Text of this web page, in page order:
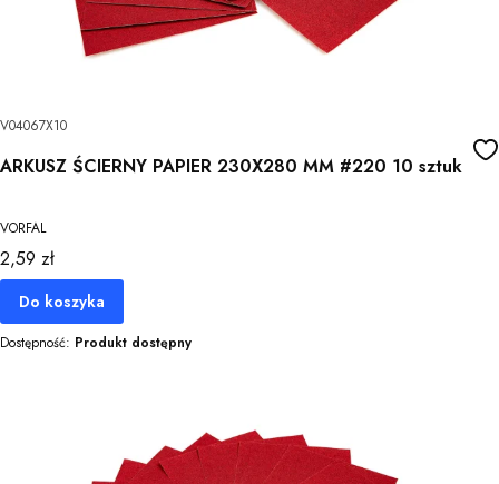
V04067X10
ARKUSZ ŚCIERNY PAPIER 230X280 MM #220 10 sztuk
VORFAL
Cena
2,59 zł
Do koszyka
Dostępność: Produkt dostępny